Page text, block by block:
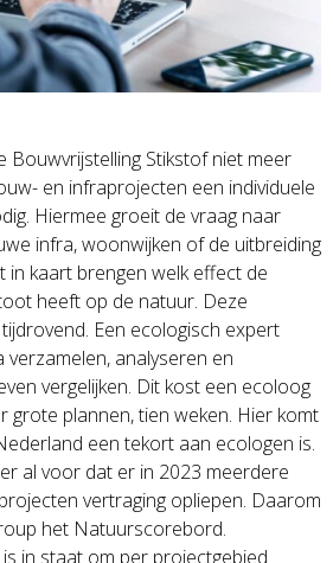
Bouwvrijstelling Stikstof niet meer
en infraprojecten een individuele
Hiermee groeit de vraag naar
infra, woonwijken of de uitbreiding
in kaart brengen welk effect de
heeft op de natuur. Deze
Een ecologisch expert
analyseren en
vergelijken. Dit kost een ecoloog
grote plannen, tien weken. Hier komt
een tekort aan ecologen is.
al voor dat er in 2023 meerdere
vertraging opliepen. Daarom
het Natuurscorebord.
in staat om per projectgebied